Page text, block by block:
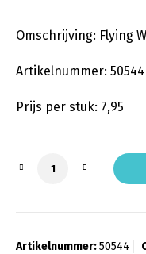
Omschrijving: Flying
Artikelnummer: 50544
Prijs per stuk: 7,95
Flying Witch's
Artikelnummer:50544